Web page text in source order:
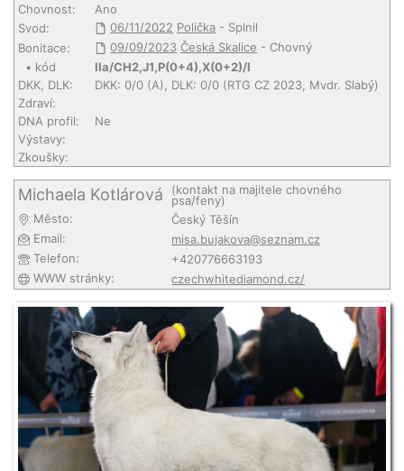
Chovnost:
Ano
Svod:
06/11/2022 Polička - Splnil
Bonitace:
09/09/2023 Česká Skalice - Chovný
• kód
IIa/CH2,J1,P(0+4),X(0+2)/I
DKK, DLK:
DKK: 0/0 (A), DLK: 0/0 (RTG CZ 2023, Mvdr. Slabý)
Zdraví:
DNA profil:
Ne
Výstavy:
Zkoušky:
Michaela Kotlárová (kontakt na majitele chovného
psa/feny)
Město:
Český Těšín
Email:
misa.bujakova@seznam.cz
Telefon:
+420776663193
WWW stránky:
czechwhitediamond.cz/